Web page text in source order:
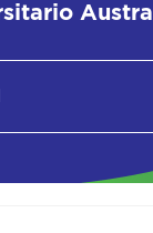
Austral